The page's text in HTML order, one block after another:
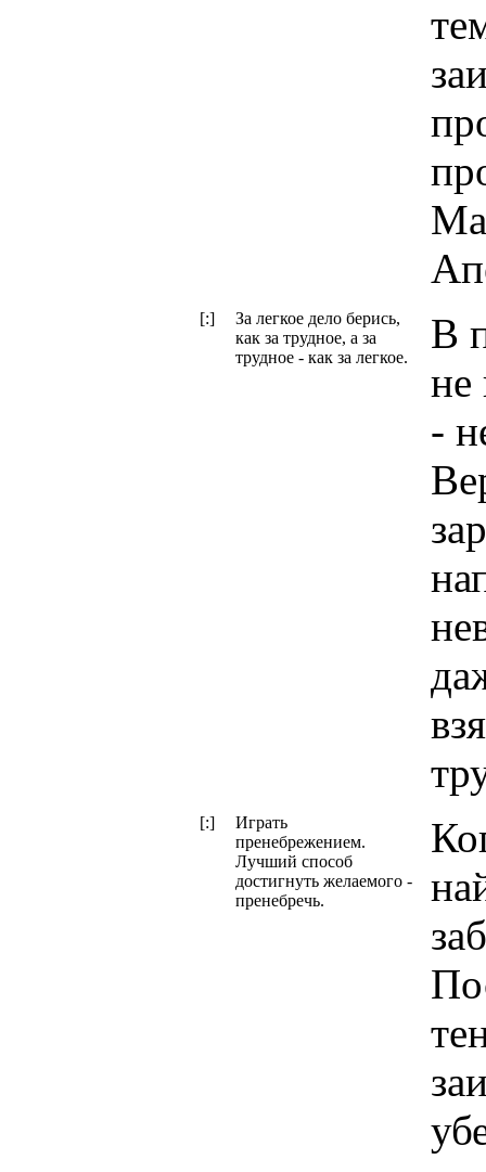
[:]
За легкое дело берись,
как за трудное, а за
трудное - как за легкое.
В
не
-
[:]
Играть
пренебрежением.
Лучший способ
достигнуть желаемого -
пренебречь.